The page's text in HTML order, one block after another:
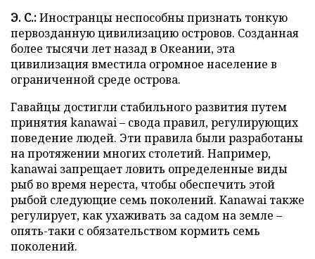
Э. С.:Иностранцы неспособны признать тонкую
первозданную цивилизацию островов. Созданная
более тысячи лет назад в Океании, эта
цивилизация вместила огромное население в
ограниченной среде острова.
Гавайцы достигли стабильного развития путем
принятия kanawai – свода правил, регулирующих
поведение людей. Эти правила были разработаны
на протяжении многих столетий. Например,
kanawai запрещает ловить определенные виды
рыб во время нереста, чтобы обеспечить этой
рыбой следующие семь поколений. Kanawai также
регулирует, как ухаживать за садом на земле –
опять-таки с обязательством кормить семь
поколений.